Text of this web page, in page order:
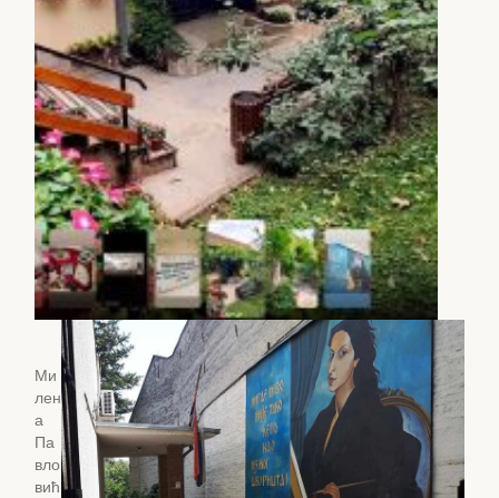
Ми
лен
а
Па
вло
вић